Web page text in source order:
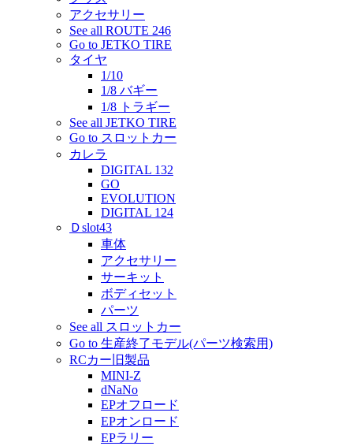
アクセサリー
See all ROUTE 246
Go to JETKO TIRE
タイヤ
1/10
1/8 バギー
1/8 トラギー
See all JETKO TIRE
Go to スロットカー
カレラ
DIGITAL 132
GO
EVOLUTION
DIGITAL 124
Ｄslot43
車体
アクセサリー
サーキット
ボディセット
パーツ
See all スロットカー
Go to 生産終了モデル(パーツ検索用)
RCカー旧製品
MINI-Z
dNaNo
EPオフロード
EPオンロード
EPラリー